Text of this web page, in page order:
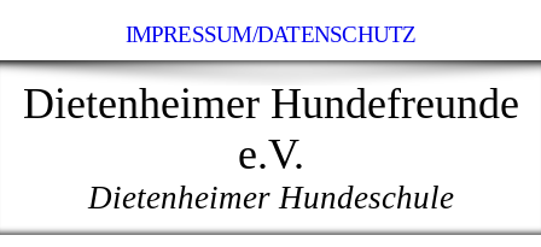
IMPRESSUM/DATENSCHUTZ
Dietenheimer Hundefreunde
e.V.
Dietenheimer Hundeschule